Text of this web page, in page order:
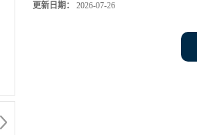
更新日期： 2026-07-26